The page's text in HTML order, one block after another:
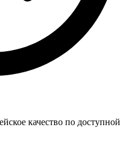
качество по доступной